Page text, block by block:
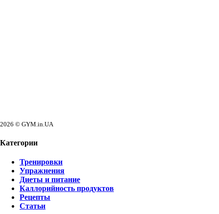
2026 © GYM.in.UA
Категории
Тренировки
Упражнения
Диеты и питание
Каллорийность продуктов
Рецепты
Статьи